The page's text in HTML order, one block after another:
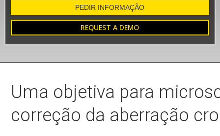
PEDIR INFORMAÇÃO
REQUEST A DEMO
Uma objetiva para
correção da aberração